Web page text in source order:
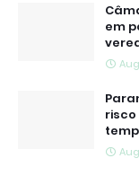
em